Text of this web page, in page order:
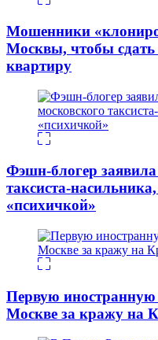
Мошенники
Москвы, чтобы
квартиру
Фэшн-блогер
таксиста-
«психичкой»
Первую иностранную
Москве за кражу на